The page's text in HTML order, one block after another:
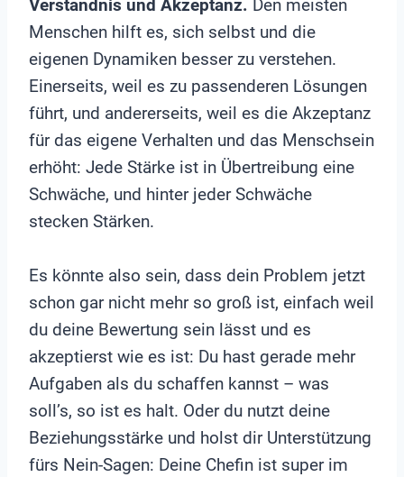
Verständnis und Akzeptanz. Den meisten
Menschen hilft es, sich selbst und die
eigenen Dynamiken besser zu verstehen.
Einerseits, weil es zu passenderen Lösungen
führt, und andererseits, weil es die Akzeptanz
für das eigene Verhalten und das Menschsein
erhöht: Jede Stärke ist in Übertreibung eine
Schwäche, und hinter jeder Schwäche
stecken Stärken.
Es könnte also sein, dass dein Problem jetzt
schon gar nicht mehr so groß ist, einfach weil
du deine Bewertung sein lässt und es
akzeptierst wie es ist: Du hast gerade mehr
Aufgaben als du schaffen kannst – was
soll’s, so ist es halt. Oder du nutzt deine
Beziehungsstärke und holst dir Unterstützung
fürs Nein-Sagen: Deine Chefin ist super im